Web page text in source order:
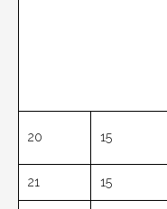
20 15
21 15